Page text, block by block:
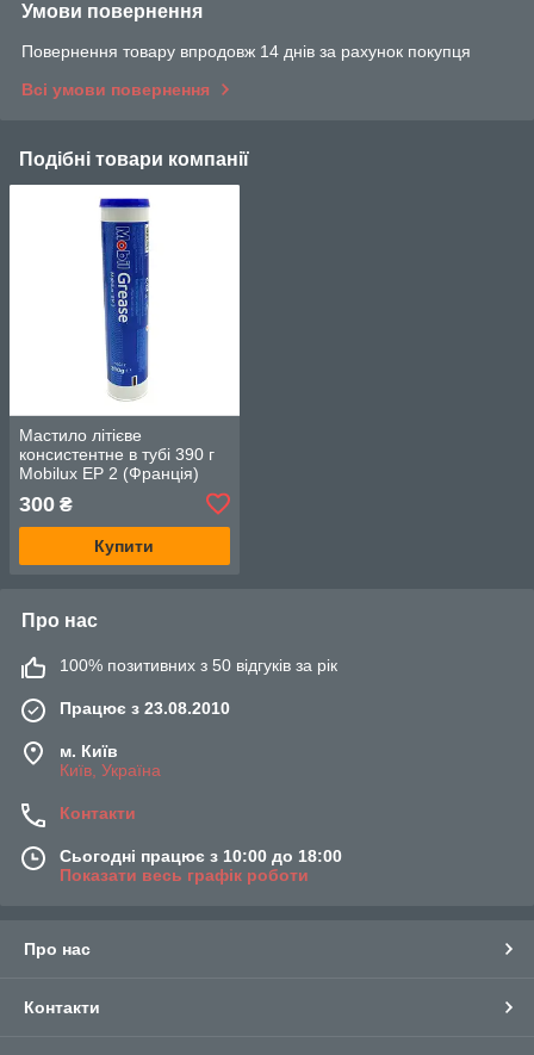
Умови повернення
Повернення товару впродовж 14 днів за рахунок покупця
Всі умови повернення
Подібні товари компанії
Мастило літієве
консистентне в тубі 390 г
Mobilux EP 2 (Франція)
300 ₴
Купити
Про нас
100% позитивних з 50 відгуків за рік
Працює з 23.08.2010
м. Київ
Київ, Україна
Контакти
Сьогодні працює з 10:00 до 18:00
Показати весь графік роботи
Про нас
Контакти